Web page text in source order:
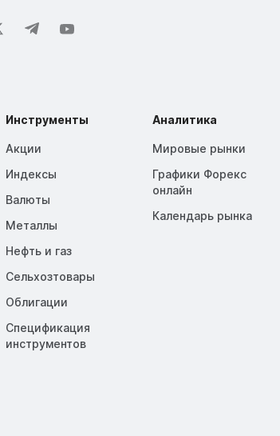
Инструменты
Акции
Индексы
Валюты
Металлы
Нефть и газ
Сельхозтовары
Облигации
Спецификация
инструментов
Аналитика
Мировые рынки
Графики Форекс
онлайн
Календарь рынка